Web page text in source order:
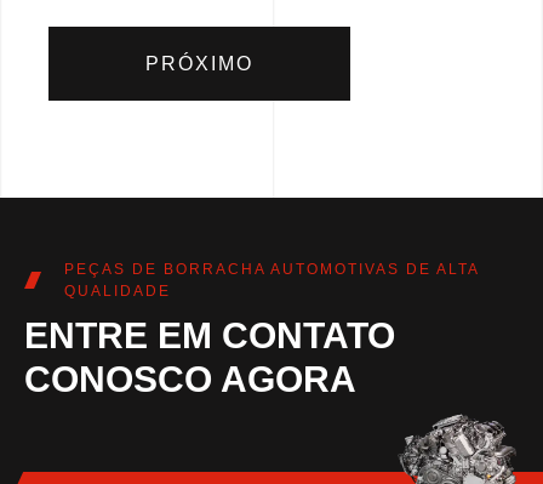
PRÓXIMO
PEÇAS DE BORRACHA AUTOMOTIVAS DE ALTA
QUALIDADE
ENTRE EM CONTATO
CONOSCO AGORA